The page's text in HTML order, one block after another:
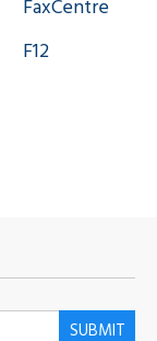
FaxCentre
F12
SUBMIT